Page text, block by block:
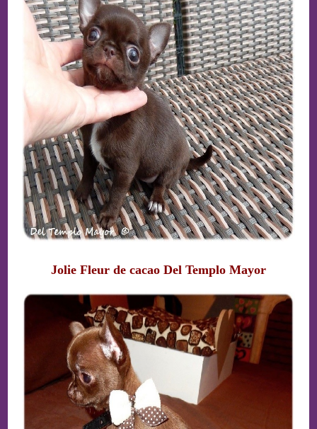
Jolie Fleur de cacao Del Templo Mayor